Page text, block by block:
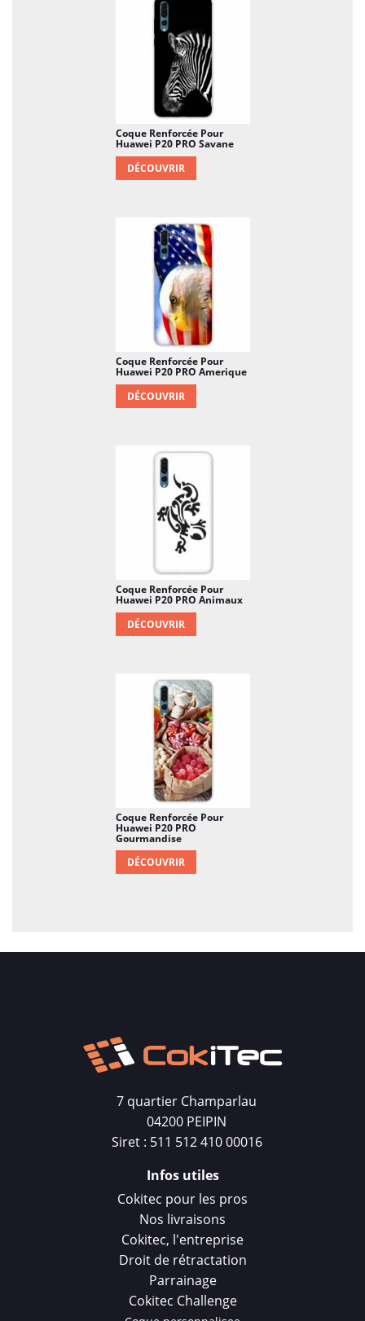
Coque Renforcée Pour
Huawei P20 PRO Savane
DÉCOUVRIR
Coque Renforcée Pour
Huawei P20 PRO Amerique
DÉCOUVRIR
Coque Renforcée Pour
Huawei P20 PRO Animaux
DÉCOUVRIR
Coque Renforcée Pour
Huawei P20 PRO
Gourmandise
DÉCOUVRIR
7 quartier Champarlau
04200 PEIPIN
Siret : 511 512 410 00016
Infos utiles
Cokitec pour les pros
Nos livraisons
Cokitec, l'entreprise
Droit de rétractation
Parrainage
Cokitec Challenge